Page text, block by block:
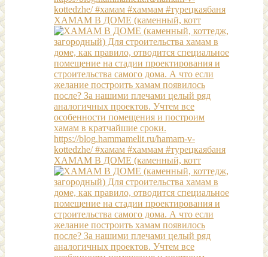
ХАМАМ В ДОМЕ (каменный, котт
ХАМАМ В ДОМЕ (каменный, котт